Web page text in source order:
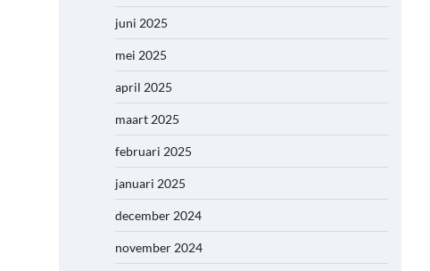
juni 2025
mei 2025
april 2025
maart 2025
februari 2025
januari 2025
december 2024
november 2024